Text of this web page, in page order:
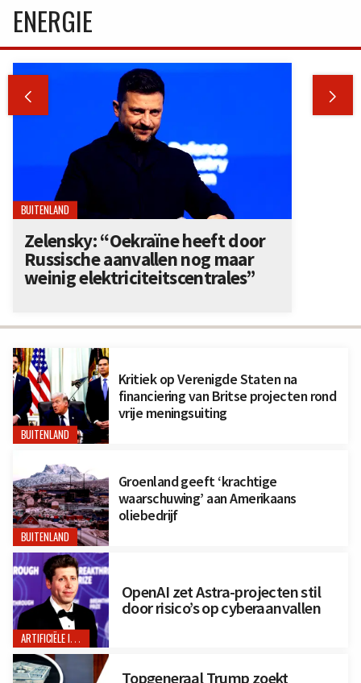
BUITENLAND
Kritiek op Verenigde Staten na
financiering van Britse projecten rond
vrije meningsuiting
BUITENLAND
Groenland geeft ‘krachtige
waarschuwing’ aan Amerikaans
oliebedrijf
ARTIFICIËLE INTELLIGENTIE
OpenAI zet Astra-projecten stil
door risico’s op cyberaanvallen
Topgeneraal Trump zoekt
ENERGIE
 
BUITENLAND
Zelensky: “Oekraïne heeft door
Russische aanvallen nog maar
weinig elektriciteitscentrales”